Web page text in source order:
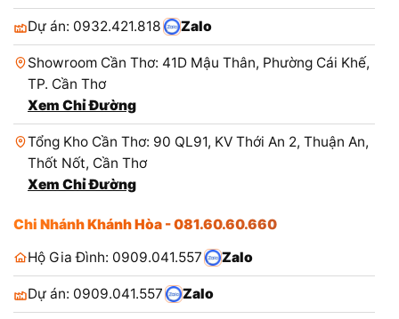
Dự án: 0932.421.818 Zalo
Showroom Cần Thơ: 41D Mậu Thân, Phường Cái Khế,
TP. Cần Thơ
Xem Chỉ Đường
Tổng Kho Cần Thơ: 90 QL91, KV Thới An 2, Thuận An,
Thốt Nốt, Cần Thơ
Xem Chỉ Đường
Chi Nhánh Khánh Hòa - 081.60.60.660
Hộ Gia Đình: 0909.041.557
Zalo
Dự án: 0909.041.557 Zalo